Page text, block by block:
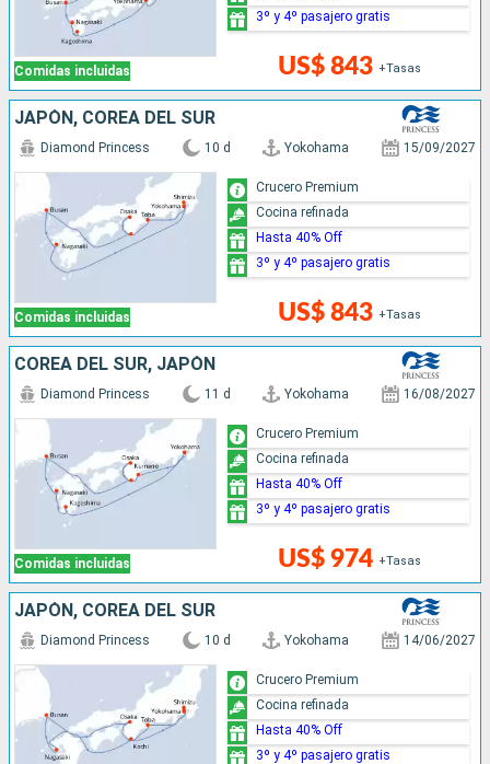
Comidas incluidas US$ 843 +Tasas
3º y 4º pasajero gratis
JAPÓN, COREA DEL SUR
Comidas incluidas
Diamond Princess 10 d Yokohama 15/09/2027
US$ 843 +Tasas
Crucero Premium
Cocina refinada
Hasta 40% Off
3º y 4º pasajero gratis
COREA DEL SUR, JAPÓN
Comidas incluidas
Diamond Princess 11 d Yokohama 16/08/2027
US$ 974 +Tasas
Crucero Premium
Cocina refinada
Hasta 40% Off
3º y 4º pasajero gratis
JAPÓN, COREA DEL SUR
Diamond Princess 10 d Yokohama 14/06/2027
Crucero Premium
Cocina refinada
Hasta 40% Off
3º y 4º pasajero gratis